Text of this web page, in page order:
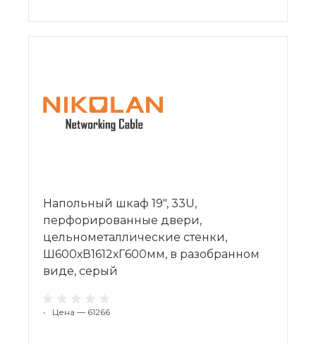
Напольный шкаф 19", 33U,
перфорированные двери,
цельнометаллические стенки,
Ш600хВ1612хГ600мм, в разобранном
виде, серый
• Цена — 61266